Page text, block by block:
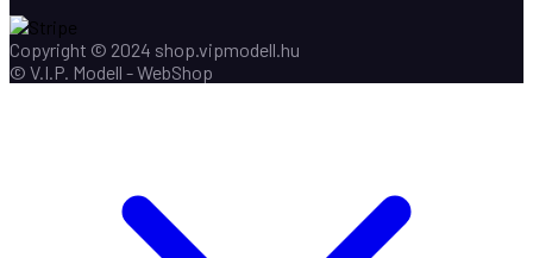
Copyright © 2024 shop.vipmodell.hu
© V.I.P. Modell - WebShop